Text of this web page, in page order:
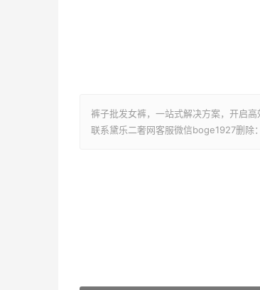
裤子批发女裤，一站式解决方案，开启
联系黛乐二奢网客服微信boge1927删